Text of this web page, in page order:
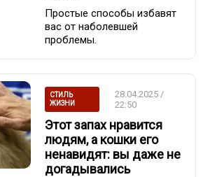
Простые способы избавят
вас от наболевшей
проблемы.
СТИЛЬ
ЖИЗНИ
28.04.2025 /
22:50
Этот запах нравится
людям, а кошки его
ненавидят: вы даже не
догадывались